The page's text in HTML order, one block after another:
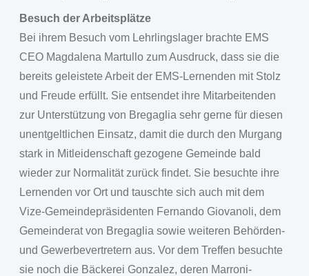
Besuch der Arbeitsplätze
Bei ihrem Besuch vom Lehrlingslager brachte EMS
CEO Magdalena Martullo zum Ausdruck, dass sie die
bereits geleistete Arbeit der EMS-Lernenden mit Stolz
und Freude erfüllt. Sie entsendet ihre Mitarbeitenden
zur Unterstützung von Bregaglia sehr gerne für diesen
unentgeltlichen Einsatz, damit die durch den Murgang
stark in Mitleidenschaft gezogene Gemeinde bald
wieder zur Normalität zurück findet. Sie besuchte ihre
Lernenden vor Ort und tauschte sich auch mit dem
Vize-Gemeindepräsidenten Fernando Giovanoli, dem
Gemeinderat von Bregaglia sowie weiteren Behörden-
und Gewerbevertretern aus. Vor dem Treffen besuchte
sie noch die Bäckerei Gonzalez, deren Marroni-